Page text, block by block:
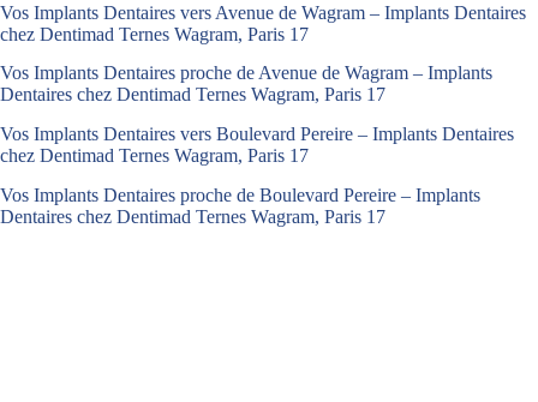
Vos Implants Dentaires vers Avenue de Wagram – Implants Dentaires
chez Dentimad Ternes Wagram, Paris 17
Vos Implants Dentaires proche de Avenue de Wagram – Implants
Dentaires chez Dentimad Ternes Wagram, Paris 17
Vos Implants Dentaires vers Boulevard Pereire – Implants Dentaires
chez Dentimad Ternes Wagram, Paris 17
Vos Implants Dentaires proche de Boulevard Pereire – Implants
Dentaires chez Dentimad Ternes Wagram, Paris 17